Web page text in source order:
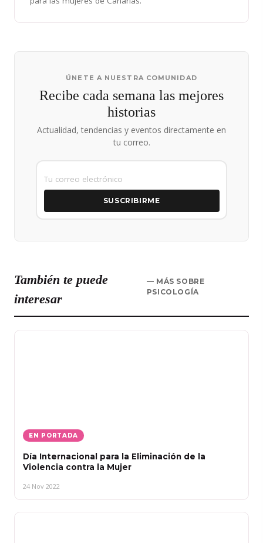
ÚNETE A NUESTRA COMUNIDAD
Recibe cada semana las mejores
historias
Actualidad, tendencias y eventos directamente en
tu correo.
SUSCRIBIRME
También te puede
interesar
— MÁS SOBRE
PSICOLOGÍA
EN PORTADA
Día Internacional para la Eliminación de la
Violencia contra la Mujer
24 Nov 2022